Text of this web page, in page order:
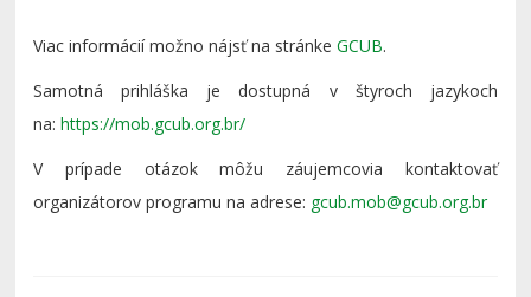
Viac informácií možno nájsť na stránkeGCUB.
Samotná prihláška je dostupná v štyroch jazykoch
na:https://mob.gcub.org.br/
V prípade otázok môžu záujemcovia kontaktovať
organizátorov programu na adrese: